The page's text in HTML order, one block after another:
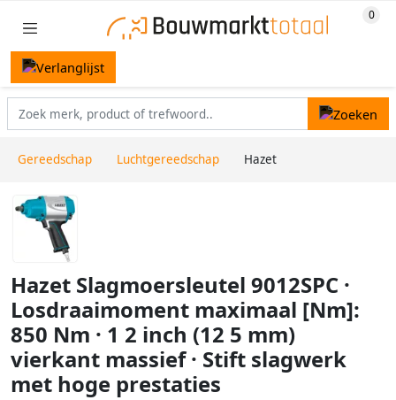
Gereedschap Luchtgereedschap Hazet
Hazet Slagmoersleutel 9012SPC ·
Losdraaimoment maximaal [Nm]:
850 Nm · 1 2 inch (12 5 mm)
vierkant massief · Stift slagwerk
met hoge prestaties